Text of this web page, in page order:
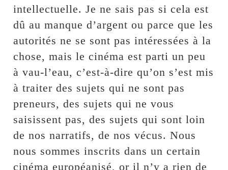
intellectuelle. Je ne sais pas si cela est
dû au manque d’argent ou parce que les
autorités ne se sont pas intéressées à la
chose, mais le cinéma est parti un peu
à vau-l’eau, c’est-à-dire qu’on s’est mis
à traiter des sujets qui ne sont pas
preneurs, des sujets qui ne vous
saisissent pas, des sujets qui sont loin
de nos narratifs, de nos vécus. Nous
nous sommes inscrits dans un certain
cinéma européanisé, or il n’y a rien de